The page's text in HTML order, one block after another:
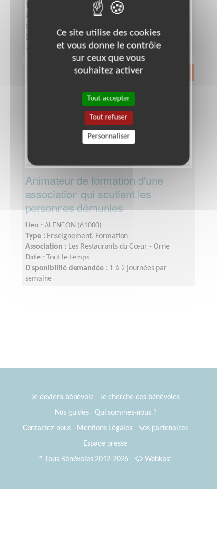
Enseignement, Formation
Association :
Les Restaurants du Cœur - Orne
Date :
Tout le temps
Disponibilité demandée :1 à 2 journées par
semaine
Exclusion & Pauvreté
Animateur de formation d'une
association qui soutient les
personnes démunies
Lieu : ALENCON (61000)
Type : Enseignement, Formation
Association : Les Restaurants du Cœur - Orne
Date :
Tout le temps
Disponibilité demandée : 1 à 2 journées par
semaine
Je deviens bénévole
Je cherche des bénévoles
Nos guides
Qui sommes-nous ?
Contactez-nous
Mentions Légales
Nos partenaires
Espace presse
® Tous Bénévoles 2012-2026
Webkast
Ce site utilise des cookies
et vous donne le contrôle
sur ceux que vous
souhaitez activer
Tout accepter
Tout refuser
Personnaliser